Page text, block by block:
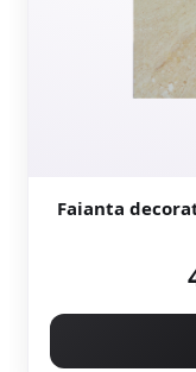
Faianta